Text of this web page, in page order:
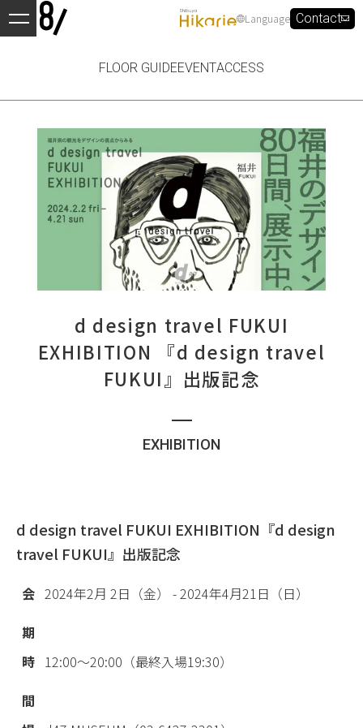
Language Contact
FLOOR GUIDEEVENTACCESS
d design travel FUKUI
EXHIBITION 『d design travel
FUKUI』出版記念
EXHIBITION
d design travel FUKUI EXHIBITION 『d design
travel FUKUI』出版記念
会
期
2024年2月 2日（金） - 2024年4月21日（日）
時
間
12:00〜20:00（最終入場19:30）